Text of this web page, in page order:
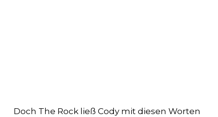
Doch The Rock ließ Cody mit diesen Worten